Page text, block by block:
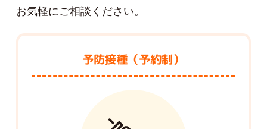
お気軽にご相談ください。
予防接種（予約制）